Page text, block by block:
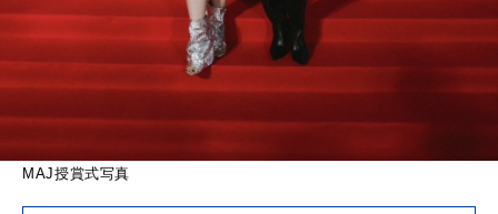
MAJ授賞式写真